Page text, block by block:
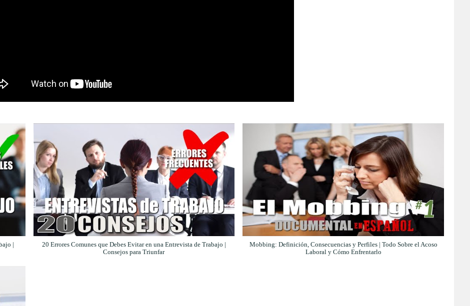
|
20 Errores Comunes que Debes Evitar en una Entrevista de Trabajo |
Consejos para Triunfar
Mobbing: Definición, Consecuencias y Perfiles | Todo Sobre el Acoso
Laboral y Cómo Enfrentarlo